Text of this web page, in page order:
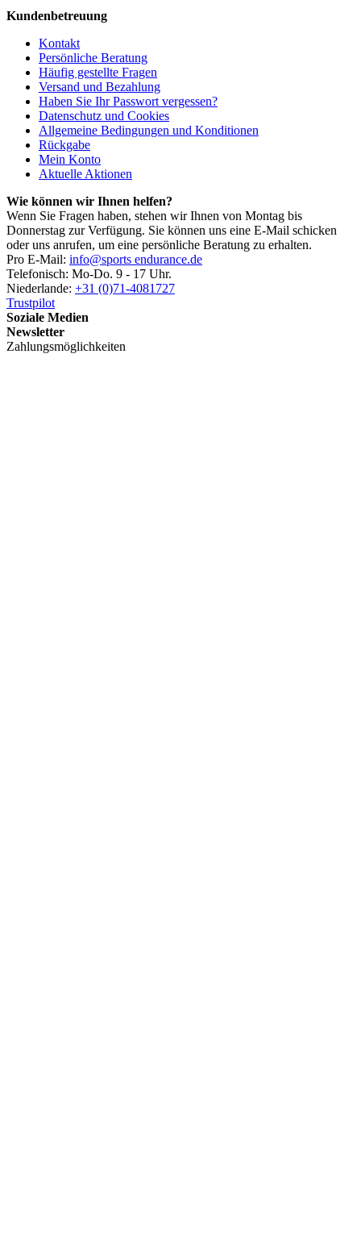
Kundenbetreuung
Kontakt
Persönliche Beratung
Häufig gestellte Fragen
Versand und Bezahlung
Haben Sie Ihr Passwort vergessen?
Datenschutz und Cookies
Allgemeine Bedingungen und Konditionen
Rückgabe
Mein Konto
Aktuelle Aktionen
Wie können wir Ihnen helfen?
Wenn Sie Fragen haben, stehen wir Ihnen von Montag bis
Donnerstag zur Verfügung. Sie können uns eine E-Mail schicken
oder uns anrufen, um eine persönliche Beratung zu erhalten.
Pro E-Mail: info@sports endurance.de
Telefonisch: Mo-Do. 9 - 17 Uhr.
Niederlande: +31 (0)71-4081727
Trustpilot
Soziale Medien
Newsletter
Zahlungsmöglichkeiten